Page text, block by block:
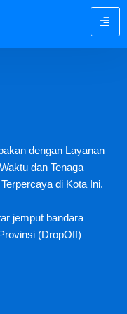
dengan Layanan
dan Tenaga
di Kota Ini.
jemput bandara
(DropOff)